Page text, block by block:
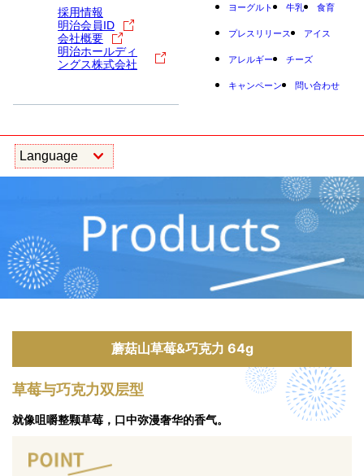
採用情報
明治会員ID
会社概要
明治ホールディ
ングス株式会社
ヨーグルト 牛乳 食育
プレスリリース アイス
アレルギー チーズ
キャンペーン 問い合わせ
蘑菇山草莓&巧克力 64g
草莓与巧克力双层型
就像咀嚼整颗草莓，口中弥漫奢华的香气。